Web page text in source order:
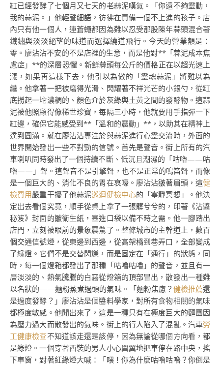
缸已經發酵了七個月又七天的老蒜泥嘆氣。「你還不夠靈動，
我的蒜泥。」他輕聲細語，彷彿在責備一個不上進的孩子。店
內只有他一個人，連蒼蠅都因為難以忍受那股陳年蒜頭混合著
鐵鏽與淡淡絕望的味道而選擇繞道飛行。今天的營業額是：
零。廖沾沾不安的不是店裡的生意，而是他對**「蒜泥成本焦
慮症」**的深層恐懼。新鮮蒜頭每公斤的價格正在以超光速上
漲，如果再這樣下去，他引以為傲的「靈魂蒜泥」將難以為
繼。他拿著一把被磨得光滑、閃耀著不祥光芒的小銀勺，從缸
底撈起一坨濃稠的、顏色介於灰綠與土黃之間的發酵物。這蒜
泥被他照顧得像稀世珍寶，每隔三小時，他就要用手指彈一下
缸邊，確保它能感受到**「溫和的震動」**，以助其在精神上
達到圓滿。就在廖沾沾專注於與蒜泥進行心靈交流時，外面的
世界開始發出一些不對勁的信號。首先是聲音。街上所有的汽
車喇叭同時發出了一個持續不斷、低沉且潮濕的「咕嚕——咕
嚕——」聲。這聲音不是引擎聲，也不是正常的鳴笛聲，而像
是一個巨大的、消化不良的胃在哀嚎。廖沾沾皺著眉頭，這健
檢費用嚴重干擾了他蒜泥巡迴健檢中心的「寧靜冥想」。他決
定出去看個究竟，順手從桌上拿了一張髒兮兮的，印著《沾醬
秘笈》封面的皺衛生紙，塞進口袋以備不時之需。他一腳踏出
店門，立刻被眼前的景象震驚了。整條城市的主幹道上，數百
個交通信號燈，從東邊到西邊，從高架橋到巷弄口，全部變成
了綠燈。它們不是交替閃爍，而是固定在「通行」的狀態，同
時，每一個燈箱都發出了那種「咕嚕咕嚕」的聲音，並且有一
層淡淡的、熱氣騰騰的白霧從燈箱的頂部冒出，散發出一種難
以名狀的——麵粉蒸煮過頭的氣味。「麵粉焦慮？ 健檢推薦還
是過度發酵？」廖沾沾是個醬料學家，對所有食物相關的氣味
都極度敏感。他聞出來了，這是一種只有在極度巨大的麵團因
為壓力過大而散發出的氣味。街上的行人陷入了混亂。汽車勞
工健康檢查不知道該走還是該停，因為無論從哪個方向看，都
是綠燈。一個穿著西裝的男人小心翼翼地把車停在路中央，搖
下車窗，對著紅綠燈大喊：「喂！你為什麼咕嚕咕嚕？你倒是